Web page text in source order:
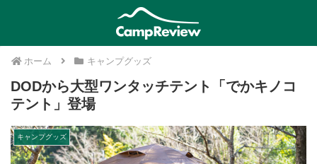
ホーム キャンプグッズ
DODから大型ワンタッチテント「でかキノコ
テント」登場
キャンプグッズ